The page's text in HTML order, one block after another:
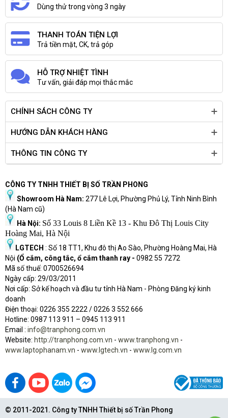
Bộ nhớ trong 4GB DDR4 2666Mhz
Số khe cắm 2
Dung lượng
tối đa
VGA Intel UHD
Ổ cứng 1TB SATA 5400rpm
Ổ quang DVDRW
Card Reader SD
Bảo mật,
công nghệ
Finger Print
Màn hình 15.6’ FHD (1920 x 1080) Anti-Glare LED-Backlit
Webcam
Audio Yes
Giao tiếp
mạng
Gigabit
Giao tiếp
không dây
802.11ac ,Bluetooth 4.1
Dùng thử trong vòng 3 ngày
THANH TOÁN TIỆN LỢI
Trả tiền mặt, CK, trả góp
HỖ TRỢ NHIỆT TÌNH
Tư vấn, giải đáp mọi thắc mắc
CHÍNH SÁCH CÔNG TY
HƯỚNG DẪN KHÁCH HÀNG
THÔNG TIN CÔNG TY
CÔNG TY TNHH THIẾT BỊ SỐ TRẦN PHONG
Showroom Hà Nam: 277 Lê Lợi, Phường Phủ Lý, Tỉnh Ninh Bình
(Hà Nam cũ)
Hà Nội: Số 33 Louis 8 Liền Kề 13 - Khu Đô Thị Louis City
Hoàng Mai, Hà Nội
LGTECH : Số 18 TT1, Khu đô thị Ao Sào, Phường Hoàng Mai, Hà
Nội (Ổ cắm, công tắc, ổ cắm thanh ray - 0982 55 7272
Mã số thuế: 0700526694
Ngày cấp: 29/03/2011
Nơi cấp: Sở kế hoạch và đầu tư tỉnh Hà Nam - Phòng Đăng ký kinh
doanh
Điện thoại: 0226 355 2222 / 0226 3 552 666
Hotine: 0987 113 911 – 0945 113 911
Email : info@tranphong.com.vn
Website: http://tranphong.com.vn - www.tranphong.vn -
www.laptophanam.vn - www.lgtech.vn - www.lg.com.vn
© 2011-2021. Công ty TNHH Thiết bị số Trần Phong